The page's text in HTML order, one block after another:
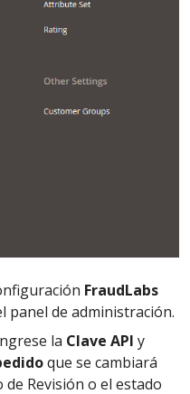
FraudLabs
panel de administración.
la Clave API y
que se cambiará
Revisión o el estado